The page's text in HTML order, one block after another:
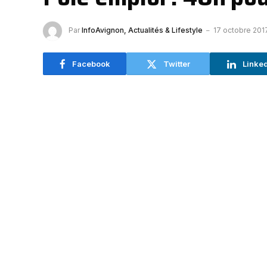
Par InfoAvignon, Actualités & Lifestyle 17 octobre
Facebook Twitter